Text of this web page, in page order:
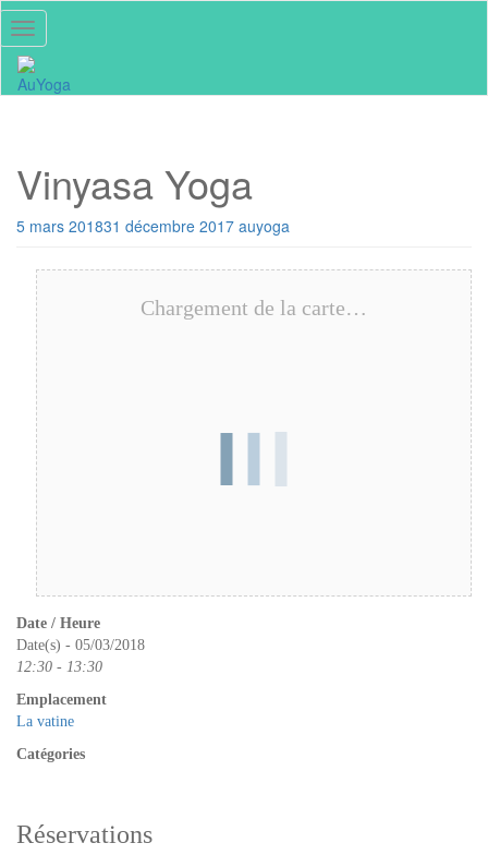
Skip
to
main
content
Toggle navigation
Vinyasa Yoga
5 mars 201831 décembre 2017 auyoga
Chargement de la carte…
Date / Heure
Date(s) - 05/03/2018
12:30 - 13:30
Emplacement
La vatine
Catégories
Réservations